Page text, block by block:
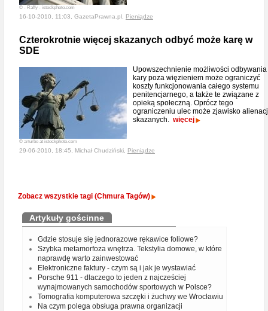
© - Raffy - istockphoto.com
16-10-2010, 11:03, GazetaPrawna.pl, Pieniądze
Czterokrotnie więcej skazanych odbyć może karę w
SDE
© arturbo at istockphoto.com
Upowszechnienie możliwości odbywania
kary poza więzieniem może ograniczyć
koszty funkcjonowania całego systemu
penitencjarnego, a także te związane z
opieką społeczną. Oprócz tego
ograniczeniu ulec może zjawisko
skazanych. więcej
29-06-2010, 18:45, Michał Chudziński, Pieniądze
Zobacz wszystkie tagi (Chmura Tagów)
Artykuły gościnne
Gdzie stosuje się jednorazowe rękawice foliowe?
Szybka metamorfoza wnętrza. Tekstylia domowe, w które
naprawdę warto zainwestować
Elektroniczne faktury - czym są i jak je wystawiać
Porsche 911 - dlaczego to jeden z najcześciej
wynajmowanych samochodów sportowych w Polsce?
Tomografia komputerowa szczęki i żuchwy we Wrocławiu
Na czym polega obsługa prawna organizacji